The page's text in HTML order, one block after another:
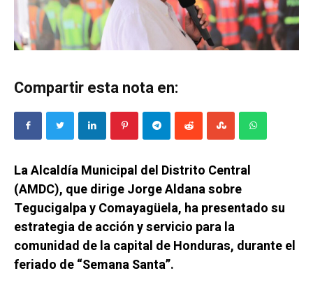
Compartir esta nota en:
La Alcaldía Municipal del Distrito Central
(AMDC), que dirige Jorge Aldana sobre
Tegucigalpa y Comayagüela, ha presentado su
estrategia de acción y servicio para la
comunidad de la capital de Honduras, durante el
feriado de “Semana Santa”.